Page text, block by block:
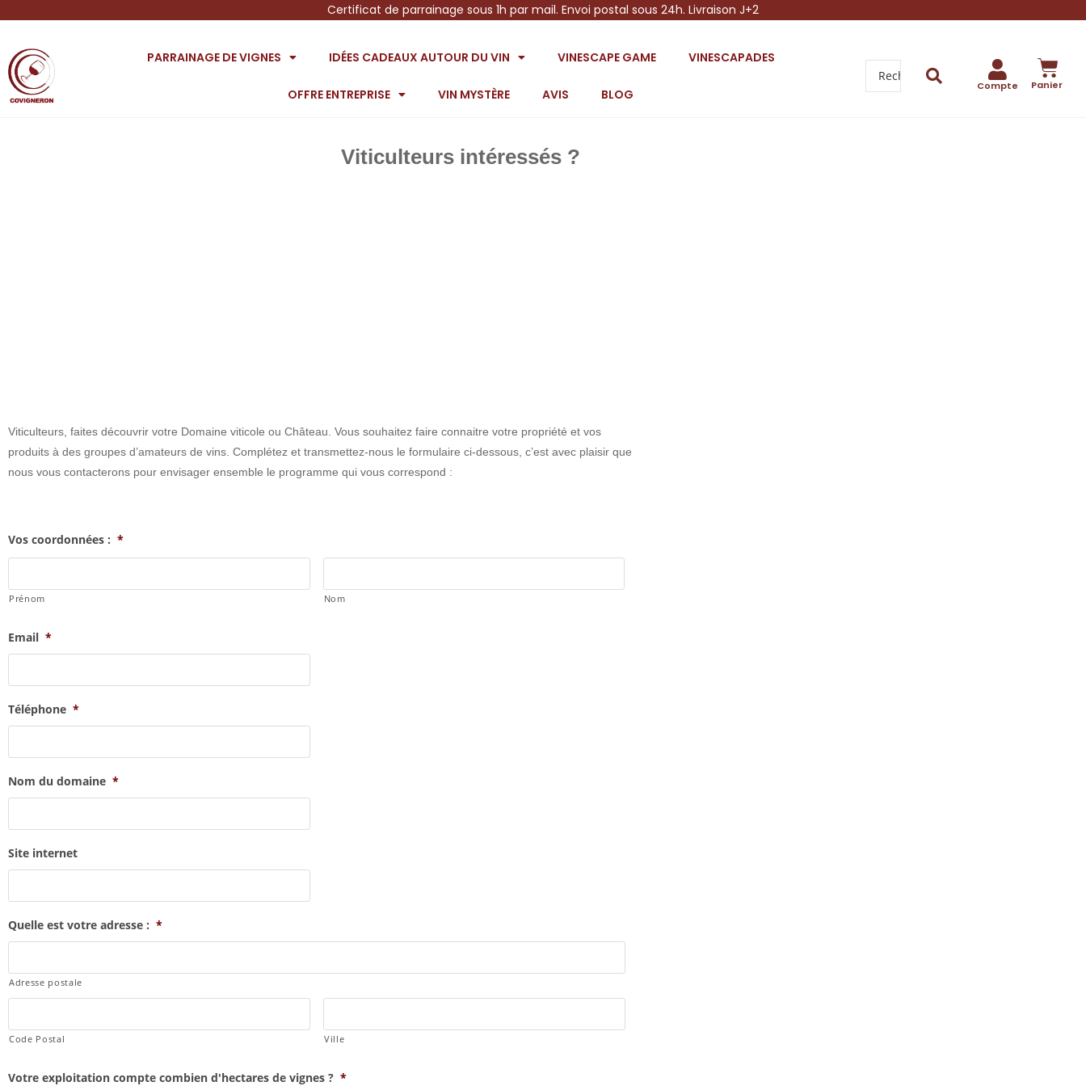
Certificat de parrainage sous 1h par mail. Envoi postal sous 24h. Livraison J+2
PARRAINAGE DE VIGNES IDÉES CADEAUX AUTOUR DU VIN VINESCAPE GAME VINESCAPADES
OFFRE ENTREPRISE VIN MYSTÈRE AVIS BLOG
Compte Panier
Viticulteurs intéressés ?
Viticulteurs, faites découvrir votre Domaine viticole ou Château. Vous souhaitez faire connaitre votre propriété et vos
produits à des groupes d’amateurs de vins. Complétez et transmettez-nous le formulaire ci-dessous, c’est avec plaisir que
nous vous contacterons pour envisager ensemble le programme qui vous correspond :
Vos coordonnées : *
Prénom Nom
Email *
Téléphone *
Nom du domaine *
Site internet
Quelle est votre adresse : *
Adresse postale
Code Postal Ville
Votre exploitation compte combien d'hectares de vignes ? *